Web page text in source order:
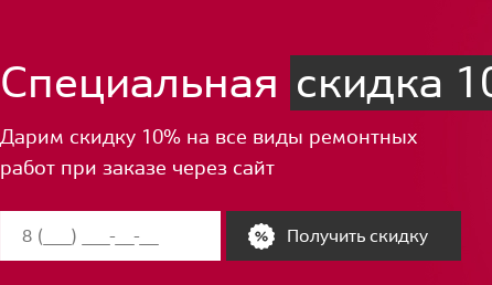
Специальная скидка
Дарим скидку 10% на все виды ремонтных
работ при заказе через сайт
Получить скидку